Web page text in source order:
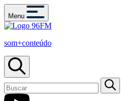
Menu
som+conteúdo